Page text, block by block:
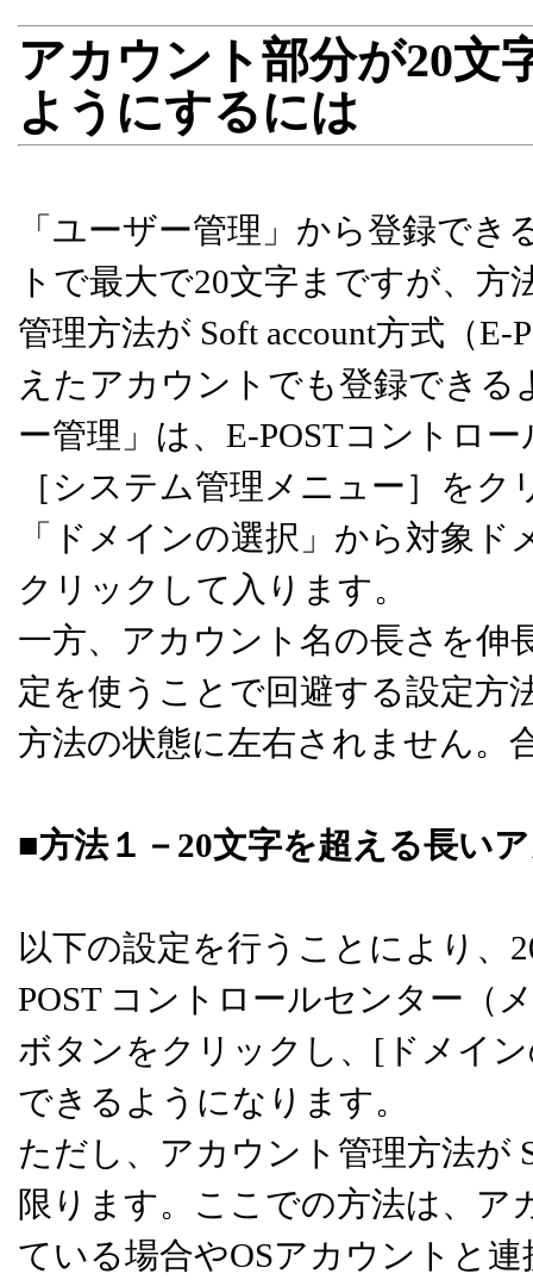
アカウント部分が20文
ようにするには
「ユーザー管理」から登録で
トで最大で20文字まですが、
管理方法が Soft account方式（
えたアカウントでも登録でき
ー管理」は、E-POSTコントロ
［システム管理メニュー］を
「ドメインの選択」から対象
クリックして入ります。
一方、アカウント名の長さを伸
定を使うことで回避する設定方
方法の状態に左右されません。
■方法１－20文字を超える長い
以下の設定を行うことにより、
POST コントロールセンター（
ボタンをクリックし、[ドメイ
できるようになります。
ただし、アカウント管理方法が
限ります。ここでの方法は、ア
ている場合やOSアカウントと